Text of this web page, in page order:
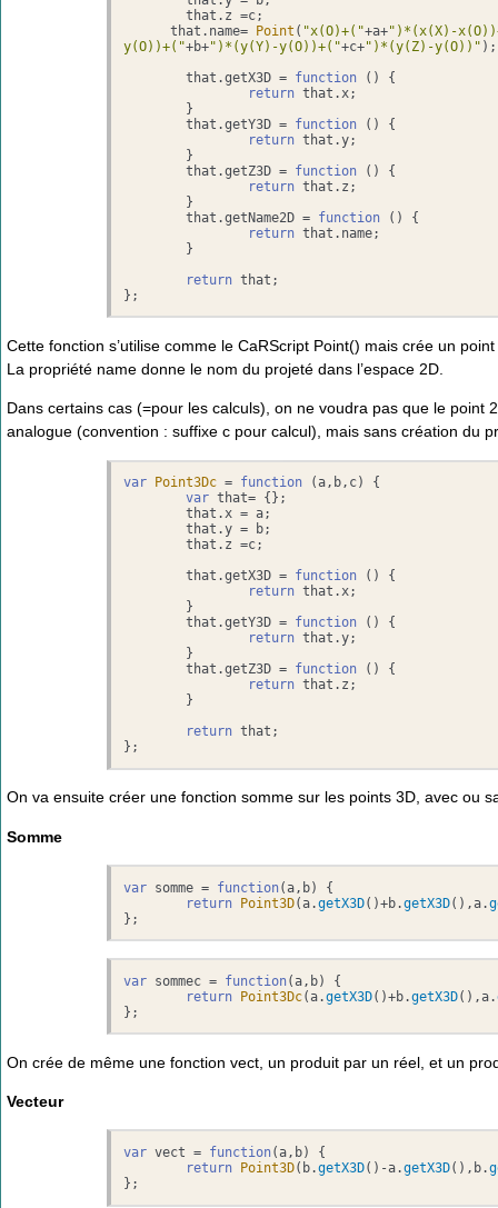
	that.
z =c;
      that.
name= Point ( "x(O)+("+a+")*(x(X)-
y(O))+("+b+")*(y(Y)-y(O))+("+c+")*(y(Z)-y(O))" );
	that.
getX3D = function ( ) {
return that. x;
	that.
getY3D = function ( ) {
return that.y;
	that.
getZ3D = function ( ) {
return that. z ;
	that.
getName2D = function ( ) {
return that. name;
return that;
};
Cette fonction s’utilise comme le CaRScript Point() mais crée un
La propriété name donne le nom du projeté dans l’espace 2D.
Dans certains cas (=pour les calculs), on ne voudra pas que le
analogue (convention : suffixe c pour calcul), mais sans création du
var Point3Dc = function (a,b,c) {
var that= {};
	that.
x = a;
	that.
y = b;
	that.
z =c;
	that.
getX3D = function ( ) {
return that.x;
	that.
getY3D = function ( ) {
return that.y;
	that.
getZ3D = function ( ) {
return that. z ;
return that;
};
On va ensuite créer une fonction somme sur les points 3D, avec ou
Somme
var somme = function(a,b) {
return Point3D(a.getX3D()+b.getX3D(),a.
};
var sommec = function(a,b) {
return Point3Dc(a.getX3D()+b.getX3D(),a.
};
On crée de même une fonction vect, un produit par un réel, et un
Vecteur
var vect = function(a,b) {
return
Point3D(b.getX3D()-a.getX3D(),b.
};